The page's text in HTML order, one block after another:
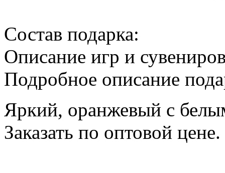
Cостав подарка:
Описание игр и
Подробное описание
Яркий, оранжевый с
Заказать по оптовой цене.